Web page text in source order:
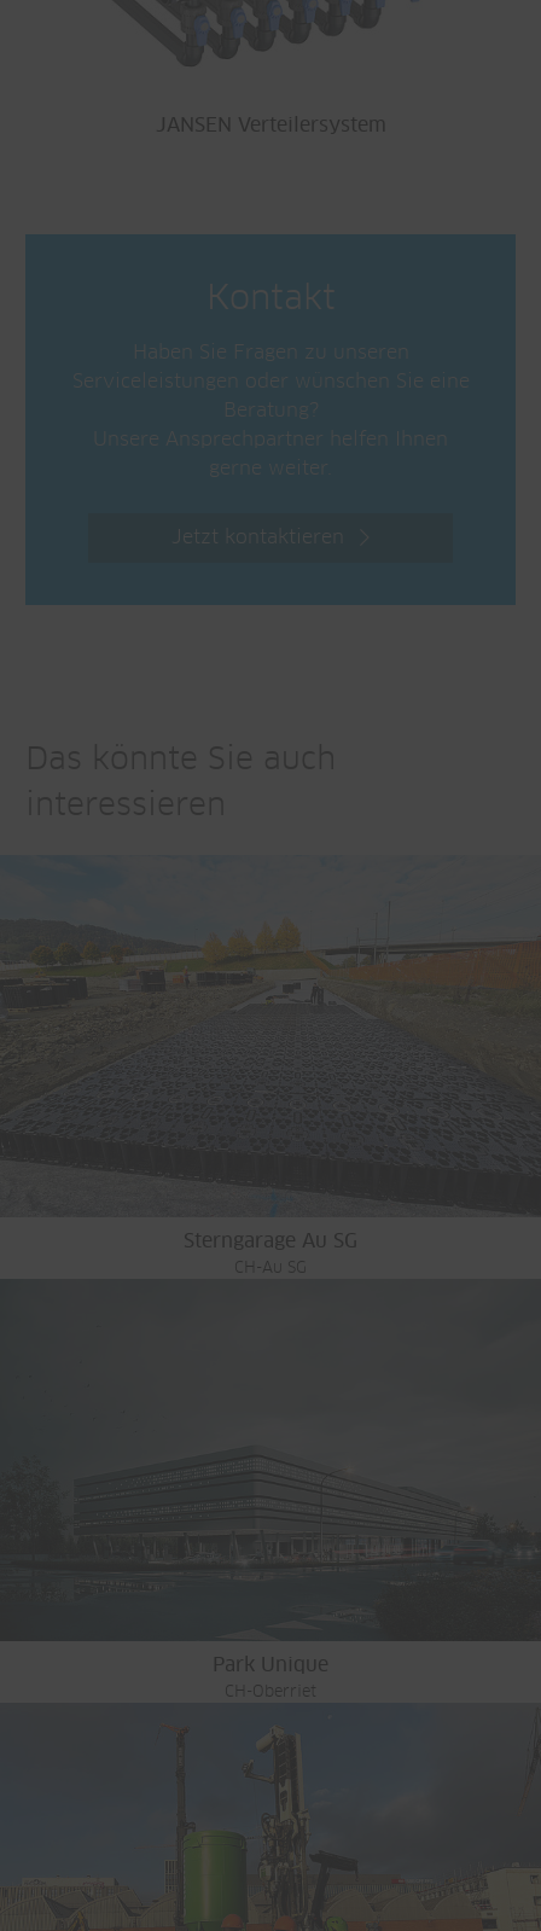
JANSEN Verteilersystem
Kontakt
Haben Sie Fragen zu unseren
Serviceleistungen oder wünschen Sie eine
Beratung?
Unsere Ansprechpartner helfen Ihnen
gerne weiter.
Jetzt kontaktieren
Sterngarage Au SG
CH-Au SG
Park Unique
CH-Oberriet